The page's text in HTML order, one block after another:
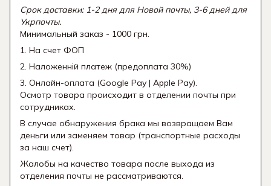
Срок доставки: 1-2 дня для Новой почты, 3-6 дней для
Укрпочты.
Минимальный заказ - 1000 грн.
1. На счет ФОП
2. Наложенній платеж (предоплата 30%)
3. Онлайн-оплата (Google Pay | Apple Pay).
Осмотр товара происходит в отделении почты при
сотрудниках.
В случае обнаружения брака мы возвращаем Вам
деньги или заменяем товар (транспортные расходы
за наш счет).
Жалобы на качество товара после выхода из
отделения почты не рассматриваются.